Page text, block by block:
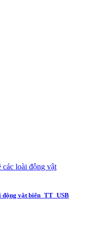
động vật biển_TT_USB